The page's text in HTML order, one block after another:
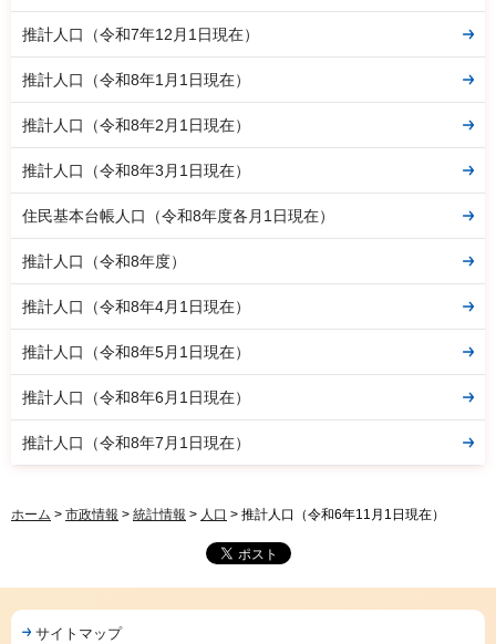
推計人口（令和7年12月1日現在）
推計人口（令和8年1月1日現在）
推計人口（令和8年2月1日現在）
推計人口（令和8年3月1日現在）
住民基本台帳人口（令和8年度各月1日現在）
推計人口（令和8年度）
推計人口（令和8年4月1日現在）
推計人口（令和8年5月1日現在）
推計人口（令和8年6月1日現在）
推計人口（令和8年7月1日現在）
ホーム > 市政情報 > 統計情報 > 人口 > 推計人口（令和6年11月1日現在）
サイトマップ